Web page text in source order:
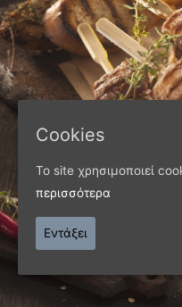
ΠΑΝΩ
Cookies
Το site χρησιμοποιεί
περισσότερα
Εντάξει